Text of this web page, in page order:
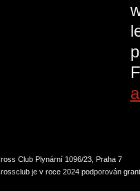
Club Plynární 1096/23, Praha 7
je v roce 2024 podporován